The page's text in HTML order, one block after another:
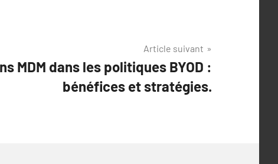
Article suivant
MDM dans les politiques BYOD :
bénéfices et stratégies.